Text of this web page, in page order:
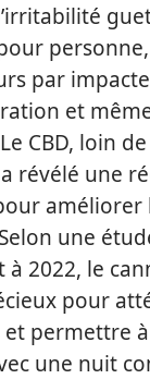
par
et
CBD, loin
révélé une
améliorer
une
2022, le
pour
permettre
une nuit